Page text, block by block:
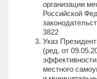
организации
Российской
3822
Указ
(ред. от
эффективности
местного